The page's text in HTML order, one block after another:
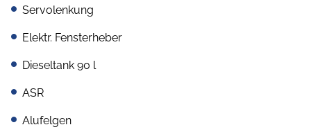
Servolenkung
Elektr. Fensterheber
Dieseltank 90 l
ASR
Alufelgen